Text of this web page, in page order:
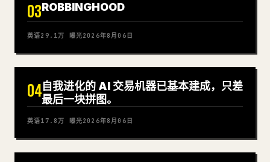
03ROBBINGHOOD
英语29.1万 曝光2026年8月06日
04自我进化的 AI 交易机器已基本建成，只差
最后一块拼图。
英语17.8万 曝光2026年8月06日